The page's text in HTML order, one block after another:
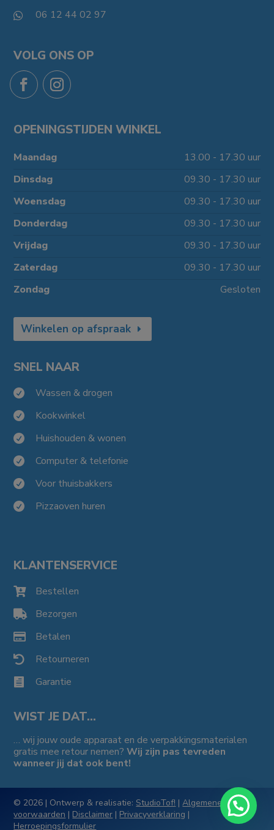
 06 12 44 02 97
VOLG ONS OP
OPENINGSTIJDEN WINKEL
Maandag
13.00 - 17.30 uur
Dinsdag
09.30 - 17.30 uur
Woensdag
09.30 - 17.30 uur
Donderdag
09.30 - 17.30 uur
Vrijdag
09.30 - 17.30 uur
Zaterdag
09.30 - 17.30 uur
Zondag
Gesloten
Winkelen op afspraak
SNEL NAAR
 Wassen & drogen
 Kookwinkel
 Huishouden & wonen
 Computer & telefonie
 Voor thuisbakkers
 Pizzaoven huren
KLANTENSERVICE
 Bestellen
 Bezorgen
 Betalen
 Retourneren
 Garantie
WIST JE DAT…
… wij jouw oude apparaat en de verpakkingsmaterialen
gratis mee retour nemen?Wij zijn pas tevreden
wanneer jij dat ook bent!
© 2026 | Ontwerp & realisatie:StudioTof! |Algemene
voorwaarden | Disclaimer | Privacyverklaring |
Herroepingsformulier